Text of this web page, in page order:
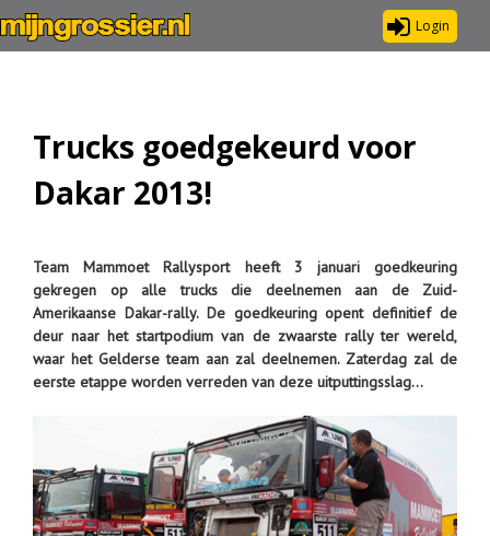
Login
Trucks goedgekeurd voor
Dakar 2013!
Team Mammoet Rallysport heeft 3 januari goedkeuring
gekregen op alle trucks die deelnemen aan de Zuid-
Amerikaanse Dakar-rally. De goedkeuring opent definitief de
deur naar het startpodium van de zwaarste rally ter wereld,
waar het Gelderse team aan zal deelnemen. Zaterdag zal de
eerste etappe worden verreden van deze uitputtingsslag…